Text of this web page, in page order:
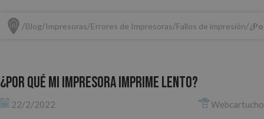
Blog Impresoras Errores de Impresoras Fallos de impresión
¿Por qué mi impresora imprime lento?
22/2/2022 Webcartucho